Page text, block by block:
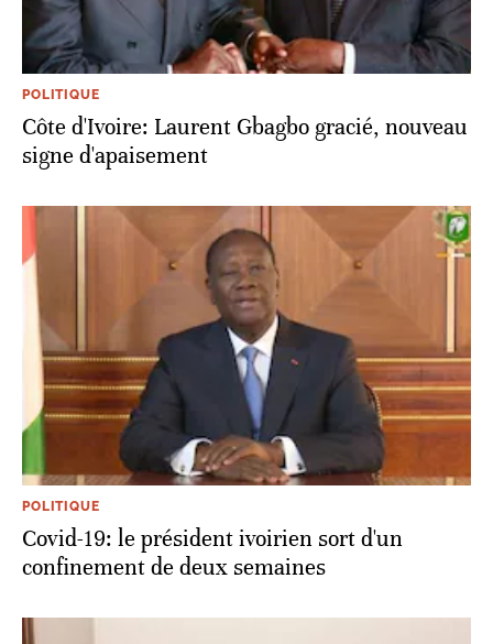
POLITIQUE
Côte d'Ivoire: Laurent Gbagbo gracié, nouveau
signe d'apaisement
POLITIQUE
Covid-19: le président ivoirien sort d'un
confinement de deux semaines